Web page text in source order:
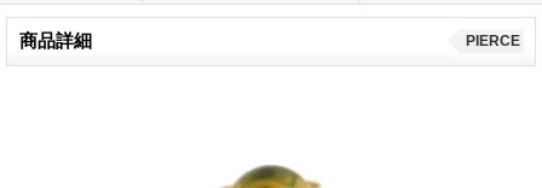
商品詳細 PIERCE